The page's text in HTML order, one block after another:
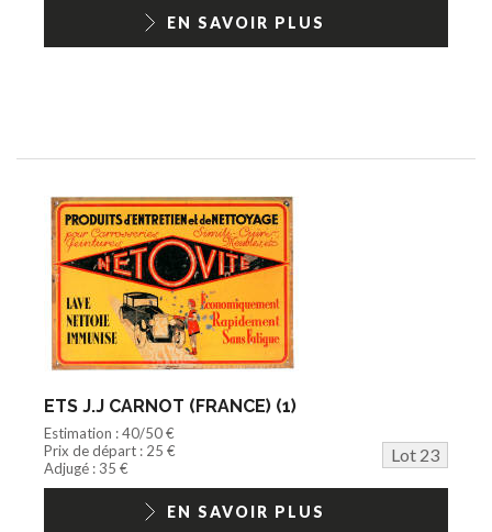
EN SAVOIR PLUS
ETS J.J CARNOT (FRANCE) (1)
Estimation : 40/50 €
Prix de départ : 25 €
Lot 23
Adjugé : 35 €
EN SAVOIR PLUS